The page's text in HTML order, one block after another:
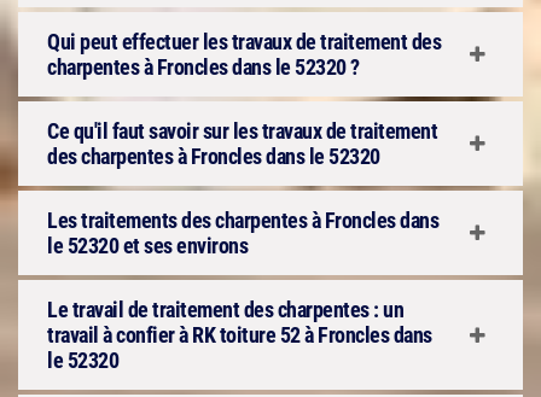
Qui peut effectuer les travaux de traitement des
charpentes à Froncles dans le 52320 ?
Ce qu'il faut savoir sur les travaux de traitement
des charpentes à Froncles dans le 52320
Les traitements des charpentes à Froncles dans
le 52320 et ses environs
Le travail de traitement des charpentes : un
travail à confier à RK toiture 52 à Froncles dans
le 52320